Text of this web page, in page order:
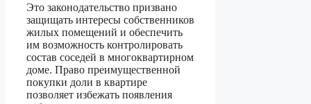
Это законодательство призвано
защищать интересы собственников
жилых помещений и обеспечить
им возможность контролировать
состав соседей в многоквартирном
доме. Право преимущественной
покупки доли в квартире
позволяет избежать появления